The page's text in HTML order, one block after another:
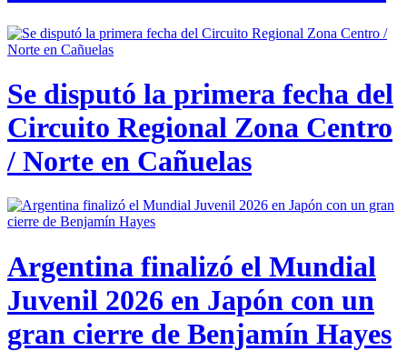
Se disputó la primera fecha del
Circuito Regional Zona Centro
/ Norte en Cañuelas
Argentina finalizó el Mundial
Juvenil 2026 en Japón con un
gran cierre de Benjamín Hayes